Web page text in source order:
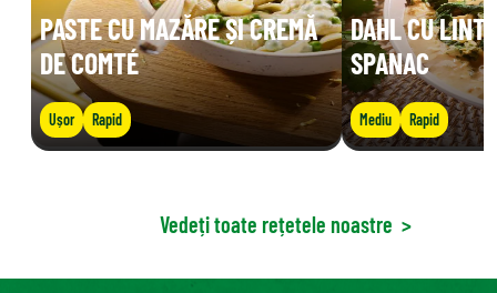
PASTE CU MAZĂRE ȘI CREMĂ
DE COMTÉ
Ușor Rapid
DAHL CU
SPANAC
Mediu Rapid
Vedeți toate rețetele noastre >